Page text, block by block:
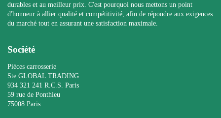
durables et au meilleur prix. C'est pourquoi nous mettons un point
d'honneur à allier qualité et compétitivité, afin de répondre aux exigences
du marché tout en assurant une satisfaction maximale.
Société
Pièces carrosserie
Ste GLOBAL TRADING
934 321 241 R.C.S. Paris
59 rue de Ponthieu
75008 Paris